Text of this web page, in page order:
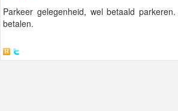
Parkeer gelegenheid, wel betaald
betalen.